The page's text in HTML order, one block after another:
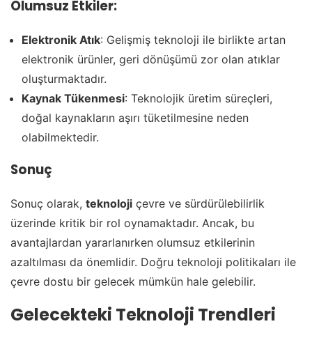
Olumsuz Etkiler:
Elektronik Atık: Gelişmiş teknoloji ile birlikte artan
elektronik ürünler, geri dönüşümü zor olan atıklar
oluşturmaktadır.
Kaynak Tükenmesi: Teknolojik üretim süreçleri,
doğal kaynakların aşırı tüketilmesine neden
olabilmektedir.
Sonuç
Sonuç olarak, teknoloji çevre ve sürdürülebilirlik
üzerinde kritik bir rol oynamaktadır. Ancak, bu
avantajlardan yararlanırken olumsuz etkilerinin
azaltılması da önemlidir. Doğru teknoloji politikaları ile
çevre dostu bir gelecek mümkün hale gelebilir.
Gelecekteki Teknoloji Trendleri